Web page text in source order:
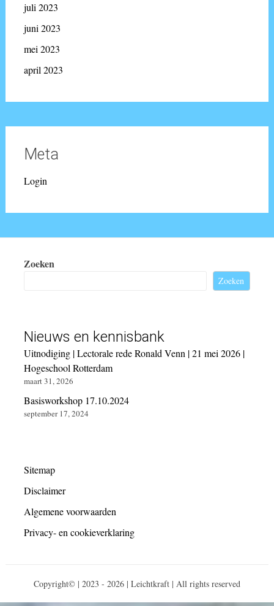
juli 2023
juni 2023
mei 2023
april 2023
Meta
Login
Zoeken
Zoeken
Nieuws en kennisbank
Uitnodiging | Lectorale rede Ronald Venn | 21 mei 2026 |
Hogeschool Rotterdam
maart 31, 2026
Basisworkshop 17.10.2024
september 17, 2024
Sitemap
Disclaimer
Algemene voorwaarden
Privacy- en cookieverklaring
Copyright© | 2023 - 2026 | Leichtkraft | All rights reserved